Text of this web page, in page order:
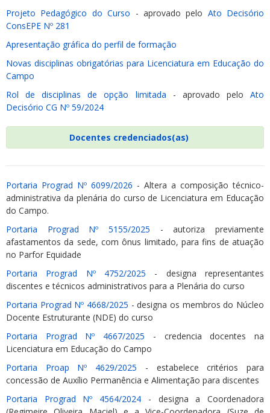
Projeto Pedagógico do Curso - aprovado pelo Ato Decisório
ConsEPE Nº 281
Apresentação gráfica do perfil de formação
Novas disciplinas obrigatórias para Licenciatura em Educação do
Campo
Rol de disciplinas de opção limitada - aprovado peloAto
Decisório CG Nº 59/2024
Docentes credenciados(as)
Portaria Prograd Nº 6099/2026 - Altera a composição técnico-
administrativa da plenária do curso de Licenciatura em Educação
do Campo.
Portaria Prograd Nº 5155/2025 - autoriza previamente
afastamentos da sede, com ônus limitado, para fins de atuação
no Parfor Equidade
Portaria Prograd Nº 4752/2025 - designa representantes
discentes e técnicos administrativos para a Plenária do curso
Portaria Prograd Nº 4668/2025 - designa os membros do Núcleo
Docente Estruturante (NDE) do curso
Portaria Prograd Nº 4667/2025 - credencia docentes na
Licenciatura em Educação do Campo
Portaria Proap Nº 4629/2025 - estabelece critérios para
concessão de Auxílio Permanência e Alimentação para discentes
Portaria Prograd Nº 4564/2024 - designa a Coordenadora